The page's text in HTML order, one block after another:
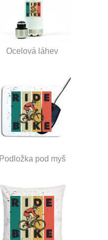
Ocelová láhev
Podložka pod myš